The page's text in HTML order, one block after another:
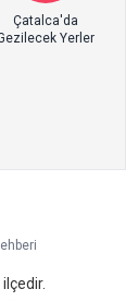
Çatalca'da
Yerler